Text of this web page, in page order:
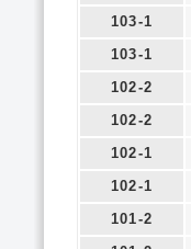
103-1
103-1
102-2
102-2
102-1
102-1
101-2